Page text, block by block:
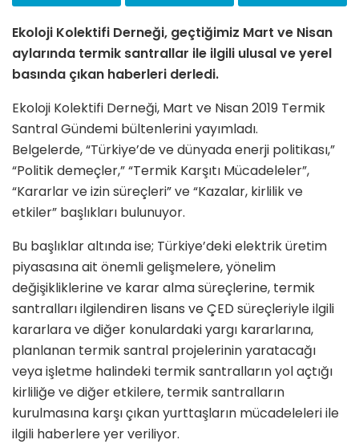
Ekoloji Kolektifi Derneği, geçtiğimiz Mart ve Nisan
aylarında termik santrallar ile ilgili ulusal ve yerel
basında çıkan haberleri derledi.
Ekoloji Kolektifi Derneği, Mart ve Nisan 2019 Termik
Santral Gündemi bültenlerini yayımladı.
Belgelerde, “Türkiye’de ve dünyada enerji politikası,”
“Politik demeçler,” “Termik Karşıtı Mücadeleler”,
“Kararlar ve izin süreçleri” ve “Kazalar, kirlilik ve
etkiler” başlıkları bulunuyor.
Bu başlıklar altında ise; Türkiye’deki elektrik üretim
piyasasına ait önemli gelişmelere, yönelim
değişikliklerine ve karar alma süreçlerine, termik
santralları ilgilendiren lisans ve ÇED süreçleriyle ilgili
kararlara ve diğer konulardaki yargı kararlarına,
planlanan termik santral projelerinin yaratacağı
veya işletme halindeki termik santralların yol açtığı
kirliliğe ve diğer etkilere, termik santralların
kurulmasına karşı çıkan yurttaşların mücadeleleri ile
ilgili haberlere yer veriliyor.